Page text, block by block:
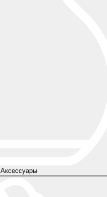
Аксессуары